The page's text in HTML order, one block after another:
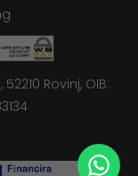
Rovinj, OIB: